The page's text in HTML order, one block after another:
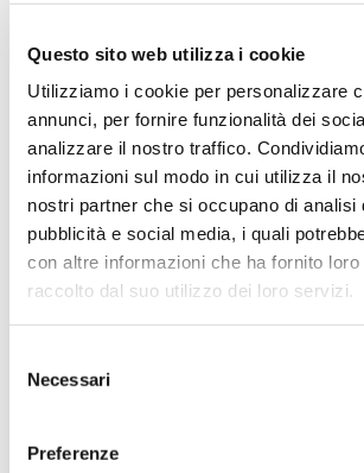
Questo sito web utilizza i cookie
Utilizziamo i cookie per personalizzare
annunci, per fornire funzionalità dei
analizzare il nostro traffico.
informazioni sul modo in cui utilizza il
nostri partner che si occupano di analisi
pubblicità e social media, i quali
con altre informazioni che ha fornito loro
raccolto dal suo utilizzo dei loro servizi.
delNecessari
Preferenze
attaccante classe 2007
06/08/2026
MONTEM.POLLENZA. Si
che nel 2015/16 vinsero tutto
POLLENZA – Lo sport unisce, crea legami e lascia
anni da una storica stagione calcistica, quella 2015/
ragazzi del Montemilone Pollenza che, dopo aver
provinciale con ben 90 gol segnati, approdarono
gironi. Nella stessa stagione presero parte e vin ...
SETTEMPEDA. Buone
contro la Maceratese
Maceratese 0-2
Zappasodi, Dutto, Pepi,